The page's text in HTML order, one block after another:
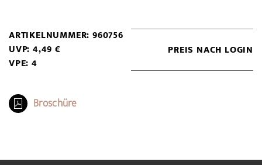
ARTIKELNUMMER: 960756
UVP: 4,49 €
VPE: 4
PREIS NACH LOGIN
Broschüre